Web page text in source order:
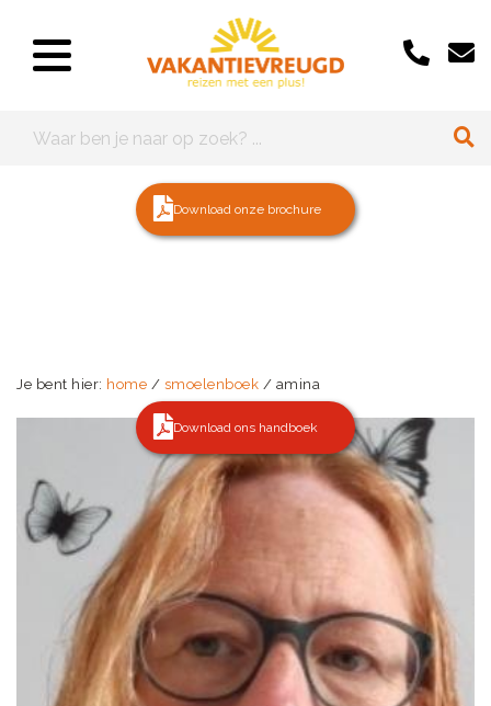
Download onze brochure
Download ons handboek
Je bent hier: home / smoelenboek / amina